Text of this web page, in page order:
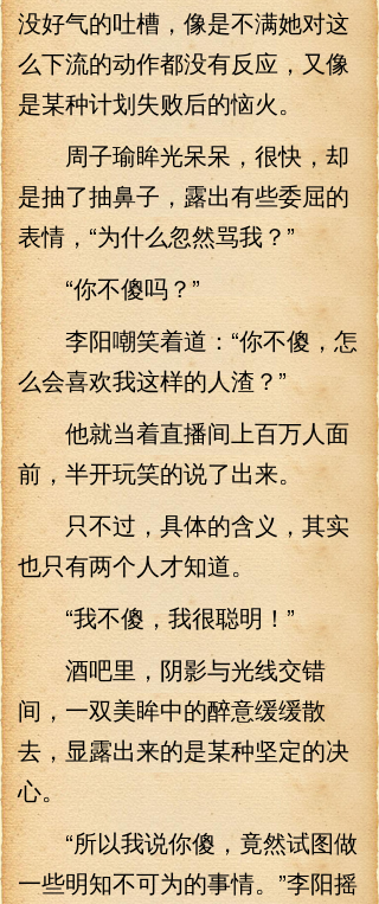
没好气的吐槽，像是不满她对这
么下流的动作都没有反应，又像
是某种计划失败后的恼火。
周子瑜眸光呆呆，很快，却
是抽了抽鼻子，露出有些委屈的
表情，“为什么忽然骂我？”
“你不傻吗？”
李阳嘲笑着道：“你不傻，怎
么会喜欢我这样的人渣？”
他就当着直播间上百万人面
前，半开玩笑的说了出来。
只不过，具体的含义，其实
也只有两个人才知道。
“我不傻，我很聪明！”
酒吧里，阴影与光线交错
间，一双美眸中的醉意缓缓散
去，显露出来的是某种坚定的决
心。
“所以我说你傻，竟然试图做
一些明知不可为的事情。”李阳摇